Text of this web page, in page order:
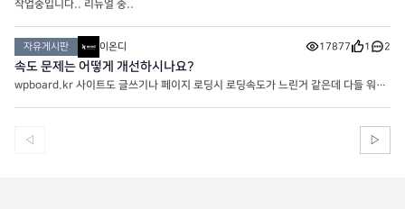
작업중입니다.. 리뉴얼 중..
자유게시판 이온디 17877 1 2
속도 문제는 어떻게 개선하시나요?
wpboard.kr 사이트도 글쓰기나 페이지 로딩시 로딩속도가 느린거 같은데 다들 워프
◁ ▷